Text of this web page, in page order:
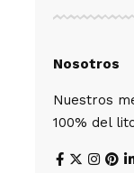
Nosotros
Nuestros
100% del